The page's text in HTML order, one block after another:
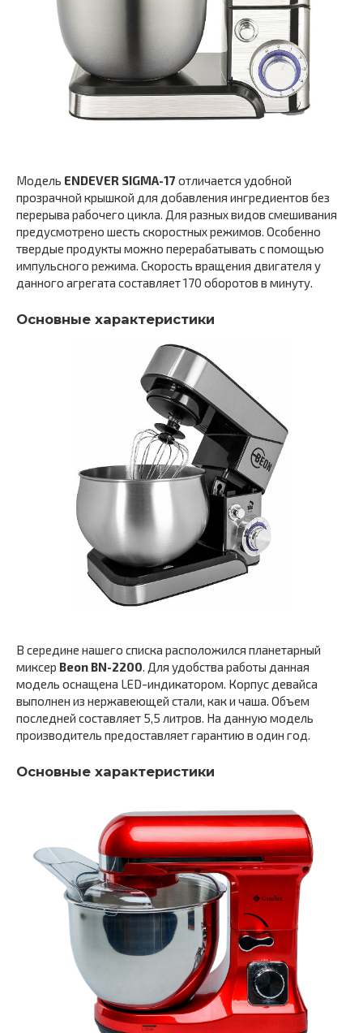
Модель ENDEVER SIGMA-17 отличается удобной
прозрачной крышкой для добавления ингредиентов без
перерыва рабочего цикла. Для разных видов смешивания
предусмотрено шесть скоростных режимов. Особенно
твердые продукты можно перерабатывать с помощью
импульсного режима. Скорость вращения двигателя у
данного агрегата составляет 170 оборотов в минуту.
Основные характеристики
В середине нашего списка расположился планетарный
миксер Beon BN-2200. Для удобства работы данная
модель оснащена LED-индикатором. Корпус девайса
выполнен из нержавеющей стали, как и чаша. Объем
последней составляет 5,5 литров. На данную модель
производитель предоставляет гарантию в один год.
Основные характеристики